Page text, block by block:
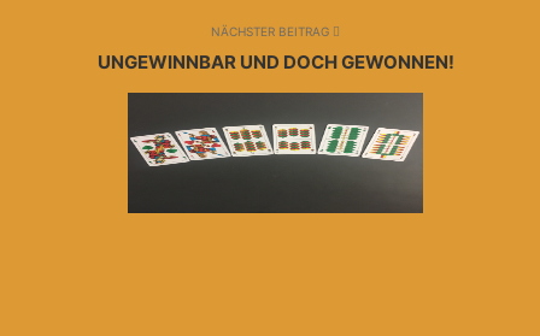
NÄCHSTER BEITRAG
UNGEWINNBAR UND DOCH GEWONNEN!